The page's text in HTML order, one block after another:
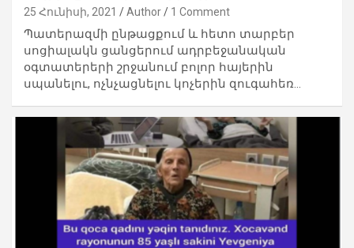
25 Հունիսի, 2021 Author 1 Comment
Պատերազմի ընթացքում և հետո տարբեր
սոցիալակն ցանցերում ադրբեջանական
օգտատերերի շրջանում բոլոր հայերին
սպանելու, ոչնչացնելու կոչերին զուգահեռ…